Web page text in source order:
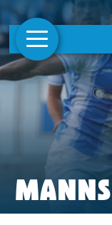
AKTUELLES
1.
FRAUEN
CAMPUS
CLUB